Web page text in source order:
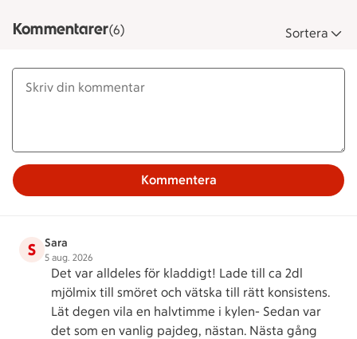
Kommentarer(6) Sortera
Kommentera
S Sara
5 aug. 2026
Det var alldeles för kladdigt! Lade till ca 2dl
mjölmix till smöret och vätska till rätt konsistens.
Lät degen vila en halvtimme i kylen- Sedan var
det som en vanlig pajdeg, nästan. Nästa gång